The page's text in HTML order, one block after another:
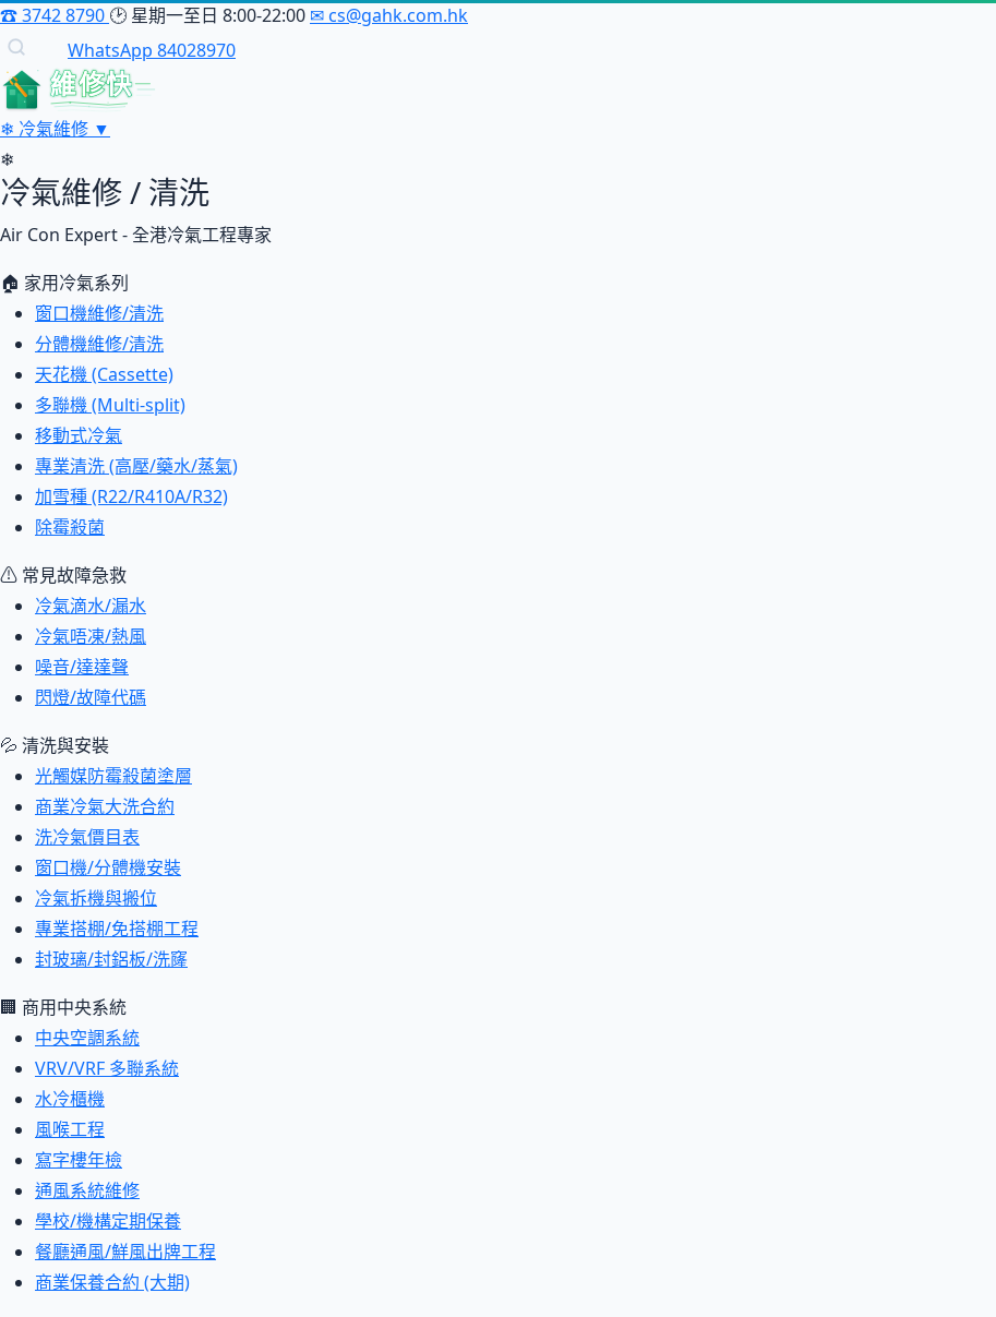
☎3742 8790 🕑 星期一至日 8:00-22:00 ✉cs@gahk.com.hk
WhatsApp 84028970
維修快
❄ 冷氣維修 ▼
❄
冷氣維修 / 清洗
Air Con Expert - 全港冷氣工程專家
🏠 家用冷氣系列
窗口機維修/清洗
分體機維修/清洗
天花機 (Cassette)
多聯機 (Multi-split)
移動式冷氣
專業清洗 (高壓/藥水/蒸氣)
加雪種 (R22/R410A/R32)
除霉殺菌
⚠ 常見故障急救
冷氣滴水/漏水
冷氣唔凍/熱風
噪音/達達聲
閃燈/故障代碼
💦 清洗與安裝
光觸媒防霉殺菌塗層
商業冷氣大洗合約
洗冷氣價目表
窗口機/分體機安裝
冷氣拆機與搬位
專業搭棚/免搭棚工程
封玻璃/封鋁板/洗窿
🏢 商用中央系統
中央空調系統
VRV/VRF 多聯系統
水冷櫃機
風喉工程
寫字樓年檢
通風系統維修
學校/機構定期保養
餐廳通風/鮮風出牌工程
商業保養合約 (大期)